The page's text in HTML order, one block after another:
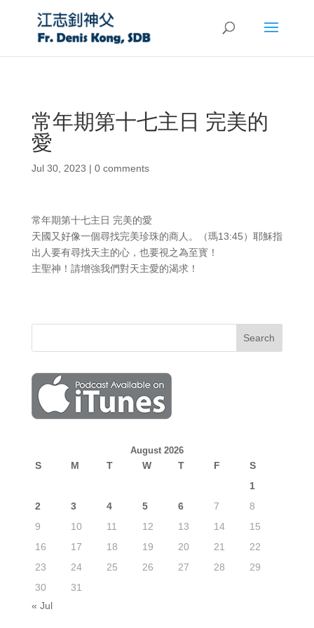
常年期第十七主日 完美的
愛
Jul 30, 2023 | 0 comments
常年期第十七主日 完美的愛
天國又好像一個尋找完美珍珠的商人。（瑪13:45）耶穌指
出人要有尋找天主的心，也要視之為至寳！
主聖神！請增強我們對天主愛的渴求！
August 2026
S M T W T F
S
1
2
3 4 5 6 7
8
9
10 11 12 13 14
15
16
17 18 19 20 21
22
23
24 25 26 27 28
29
30
31
« Jul